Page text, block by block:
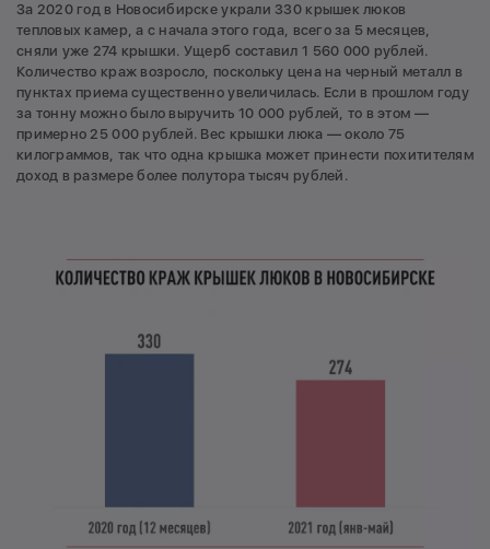
За 2020 год в Новосибирске украли 330 крышек люков
тепловых камер, а с начала этого года, всего за 5 месяцев,
сняли уже 274 крышки. Ущерб составил 1 560 000 рублей.
Количество краж возросло, поскольку цена на черный металл в
пунктах приема существенно увеличилась. Если в прошлом году
за тонну можно было выручить 10 000 рублей, то в этом —
примерно 25 000 рублей. Вес крышки люка — около 75
килограммов, так что одна крышка может принести похитителям
доход в размере более полутора тысяч рублей.